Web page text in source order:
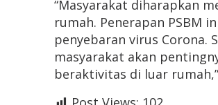
“Masyarakat diharapkan
rumah. Penerapan PSBM
penyebaran virus Corona.
masyarakat akan
beraktivitas di luar